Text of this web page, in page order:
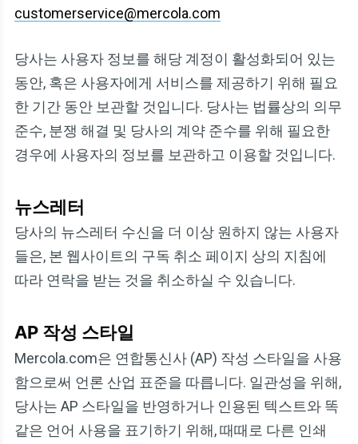
customerservice@mercola.com
당사는 사용자 정보를 해당 계정이 활성화되어 있는
동안, 혹은 사용자에게 서비스를 제공하기 위해 필요
한 기간 동안 보관할 것입니다. 당사는 법률상의 의무
준수, 분쟁 해결 및 당사의 계약 준수를 위해 필요한
경우에 사용자의 정보를 보관하고 이용할 것입니다.
뉴스레터
당사의 뉴스레터 수신을 더 이상 원하지 않는 사용자
들은, 본 웹사이트의 구독 취소 페이지 상의 지침에
따라 연락을 받는 것을 취소하실 수 있습니다.
AP 작성 스타일
Mercola.com은 연합통신사 (AP) 작성 스타일을 사용
함으로써 언론 산업 표준을 따릅니다. 일관성을 위해,
당사는 AP 스타일을 반영하거나 인용된 텍스트와 똑
같은 언어 사용을 표기하기 위해, 때때로 다른 인쇄